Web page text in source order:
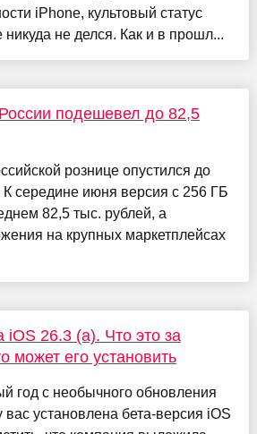
iPhone, культовый статус
не делся. Как и в прошл...
подешевел до 82,5
рознице опустился до
середине июня версия с 256 ГБ
82,5 тыс. рублей, а
на крупных маркетплейсах
iOS 26.3 (a). Что это за
может его установить
год с необычного обновления
установлена бета-версия iOS